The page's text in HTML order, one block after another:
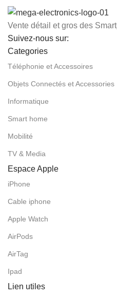
Vente détail et gros des
Suivez-nous sur:
Categories
Téléphonie et Accessoires
Objets Connectés et Accessories
Informatique
Smart home
Mobilité
TV & Media
Espace Apple
iPhone
Cable iphone
Apple Watch
AirPods
AirTag
Ipad
Lien utiles